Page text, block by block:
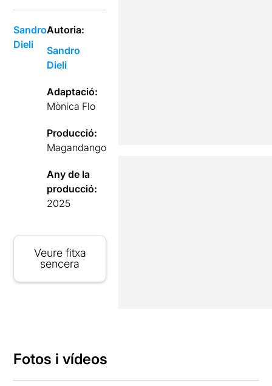
Sandro
Dieli
Autoria:
Sandro
Dieli
Adaptació:
Mònica Flo
Producció:
Magandango
Any de la
producció:
2025
Veure fitxa
sencera
Fotos i vídeos